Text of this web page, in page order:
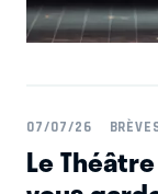
07/07/26
Le